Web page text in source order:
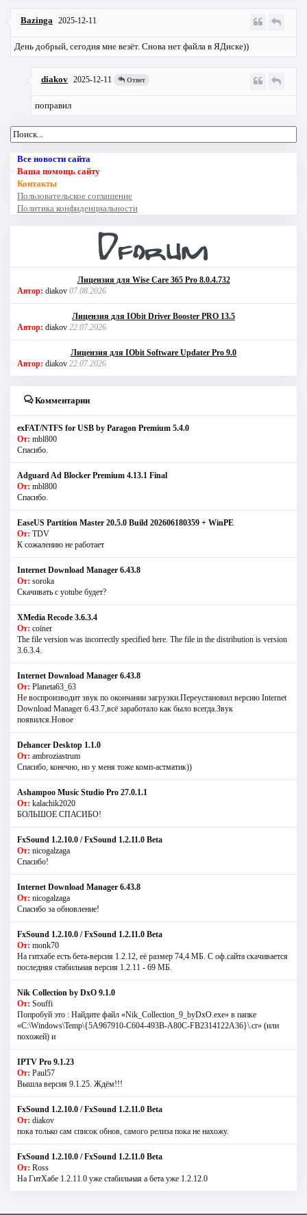
Bazinga 2025-12-11
День добрый, сегодня мне везёт. Снова нет файла в ЯДиске))
diakov 2025-12-11 Ответ
поправил
Все новости сайта
Ваша помощь сайту
Контакты
Пользовательское соглашение
Политика конфиденциальности
Лицензия для Wise Care 365 Pro 8.0.4.732
Автор: diakov 07.08.2026
Лицензия для IObit Driver Booster PRO 13.5
Автор: diakov 22.07.2026
Лицензия для IObit Software Updater Pro 9.0
Автор: diakov 22.07.2026
Комментарии
exFAT/NTFS for USB by Paragon Premium 5.4.0
От: mbl800
Спасибо.
Adguard Ad Blocker Premium 4.13.1 Final
От: mbl800
Спасибо.
EaseUS Partition Master 20.5.0 Build 202606180359 + WinPE
От: TDV
К сожалению не работает
Internet Download Manager 6.43.8
От: soroka
Скачивать с yotube будет?
XMedia Recode 3.6.3.4
От: coiner
The file version was incorrectly specified here. The file in the distribution is version
3.6.3.4.
Internet Download Manager 6.43.8
От: Planeta63_63
Не воспроизводит звук по окончании загрузки.Переустановил версию Internet
Download Manager 6.43.7,всё заработало как было всегда.Звук
появился.Новое
Dehancer Desktop 1.1.0
От: ambroziastrum
Спасибо, конечно, но у меня тоже комп-астматик))
Ashampoo Music Studio Pro 27.0.1.1
От: kalachik2020
БОЛЬШОЕ СПАСИБО!
FxSound 1.2.10.0 / FxSound 1.2.11.0 Beta
От: nicogalzaga
Спасибо!
Internet Download Manager 6.43.8
От: nicogalzaga
Спасибо за обновление!
FxSound 1.2.10.0 / FxSound 1.2.11.0 Beta
От: monk70
На гитхабе есть бета-версия 1.2.12, её размер 74,4 МБ. С оф.сайта скачивается
последняя стабильная версия 1.2.11 - 69 МБ.
Nik Collection by DxO 9.1.0
От: Souffi
Попробуй это : Найдите файл «Nik_Collection_9_byDxO.exe» в папке
«C:\Windows\Temp\{5A967910-C604-493B-A80C-FB2314122A36}\.cr» (или
похожей) и
IPTV Pro 9.1.23
От: Paul57
Вышла версия 9.1.25. Ждём!!!
FxSound 1.2.10.0 / FxSound 1.2.11.0 Beta
От: diakov
пока только сам список обнов, самого релиза пока не нахожу.
FxSound 1.2.10.0 / FxSound 1.2.11.0 Beta
От: Ross
На ГитХабе 1.2.11.0 уже стабильная а бета уже 1.2.12.0